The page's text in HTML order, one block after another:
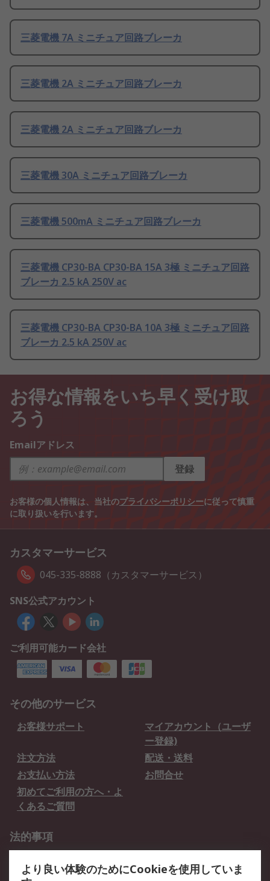
三菱電機 7A ミニチュア回路ブレーカ
三菱電機 2A ミニチュア回路ブレーカ
三菱電機 2A ミニチュア回路ブレーカ
三菱電機 30A ミニチュア回路ブレーカ
三菱電機 500mA ミニチュア回路ブレーカ
三菱電機 CP30-BA CP30-BA 15A 3極 ミニチュア回路
ブレーカ 2.5 kA 250V ac
三菱電機 CP30-BA CP30-BA 10A 3極 ミニチュア回路
ブレーカ 2.5 kA 250V ac
お得な情報をいち早く受け取
ろう
Emailアドレス
登録
お客様の個人情報は、当社のプライバシーポリシーに従って慎重
に取り扱いを行います。
カスタマーサービス
045-335-8888（カスタマーサービス）
SNS公式アカウント
ご利用可能カード会社
その他のサービス
お客様サポート
マイアカウント（ユーザ
ー登録)
注文方法
配送・送料
お支払い方法
お問合せ
初めてご利用の方へ・よ
くあるご質問
法的事項
クッキーポリシー
より良い体験のためにCookieを使用していま